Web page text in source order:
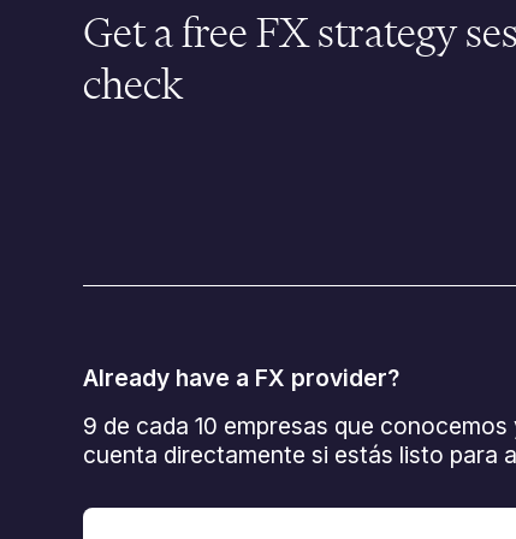
Get a free FX strategy
check
Already have a FX provider?
9 de cada 10 empresas que
cuenta directamente si estás listo para